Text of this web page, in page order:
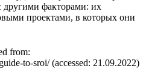
другими факторами: их
проектами, в которых они
from:
to-sroi/ (accessed: 21.09.2022)